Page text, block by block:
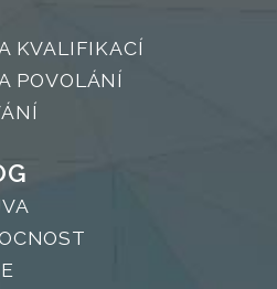
KVALIFIKACÍ
POVOLÁNÍ